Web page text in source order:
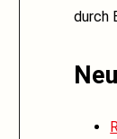
durch